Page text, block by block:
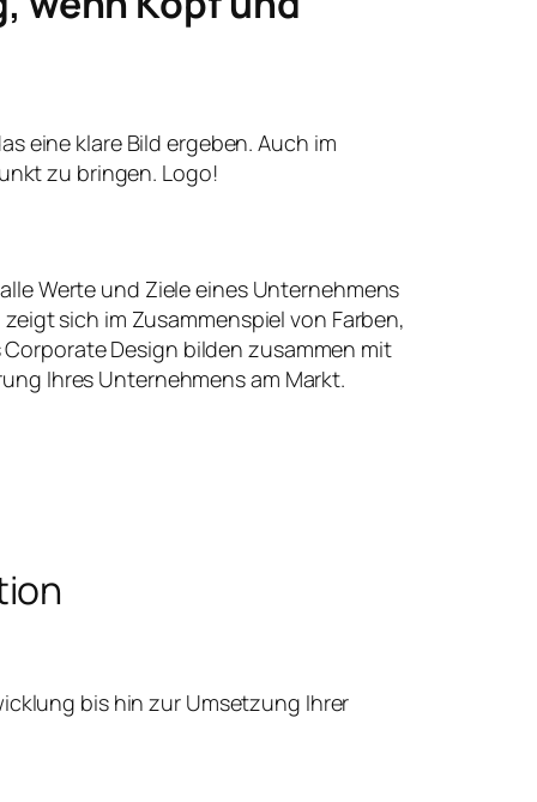
eine klare Bild ergeben. Auch im
zu bringen. Logo!
Werte und Ziele eines Unternehmens
sich im Zusammenspiel von Farben,
Design bilden zusammen mit
Ihres Unternehmens am Markt.
bis hin zur Umsetzung Ihrer